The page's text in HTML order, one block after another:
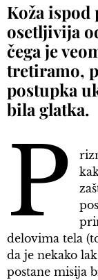
Koža ispod
osetljivija
čega je
tretiramo,
postupka
bila glatka.
P
delovima tela
da je nekako
postane misija